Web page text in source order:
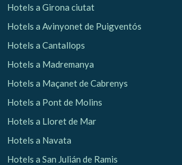
Hotels a Girona ciutat
Hotels a Avinyonet de Puigventós
Hotels a Cantallops
Hotels a Madremanya
Hotels a Maçanet de Cabrenys
Hotels a Pont de Molins
Hotels a Lloret de Mar
Hotels a Navata
Hotels a San Julián de Ramis